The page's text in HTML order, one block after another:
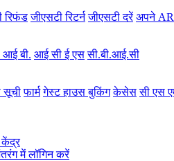
रिफंड जीएसटी रिटर्न जीएसटी दरें अपने
आई बी. आई सी ई एस सी.बी.आई.सी
सूची फार्म गेस्ट हाउस बुकिंग केसेस सी एस
केंद्र
में लॉगिन करें